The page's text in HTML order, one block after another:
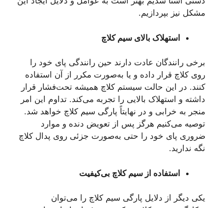
مشکل نیز بپردازیم.
استهلاک بالای سیم کلاچ
برخی رانندگان عادت دارند حین رانندگی پای خود را
روی کلاچ قرار داده و یا به‌صورت مکرر از آن استفاده
کنند. در این حالت سیستم کلاچ همیشه تحت‌فشار قرار
داشته و استهلاک بالایی را تجربه می‌کند. تداوم این امر
منجر به خرابی و در نهایتاً پارگی سیم کلاچ خواهد شد.
توصیه می‌کنیم هرگز پس از تعویض دنده و موارد
ضروری پای خود را حتی به‌صورت جزئی روی پدال کلاچ
نگه ندارید.
استفاده از سیم کلاچ بی‌کیفیت
یکی دیگر از دلایل پارگی سیم کلاچ را می‌توان